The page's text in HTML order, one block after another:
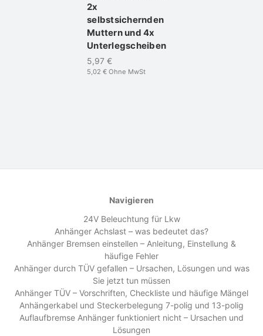
2x
selbstsichernden
Muttern und 4x
Unterlegscheiben
5,97 €
5,02 € Ohne MwSt
Navigieren
24V Beleuchtung für Lkw
Anhänger Achslast – was bedeutet das?
Anhänger Bremsen einstellen – Anleitung, Einstellung &
häufige Fehler
Anhänger durch TÜV gefallen – Ursachen, Lösungen und was
Sie jetzt tun müssen
Anhänger TÜV – Vorschriften, Checkliste und häufige Mängel
Anhängerkabel und Steckerbelegung 7-polig und 13-polig
Auflaufbremse Anhänger funktioniert nicht – Ursachen und
Lösungen